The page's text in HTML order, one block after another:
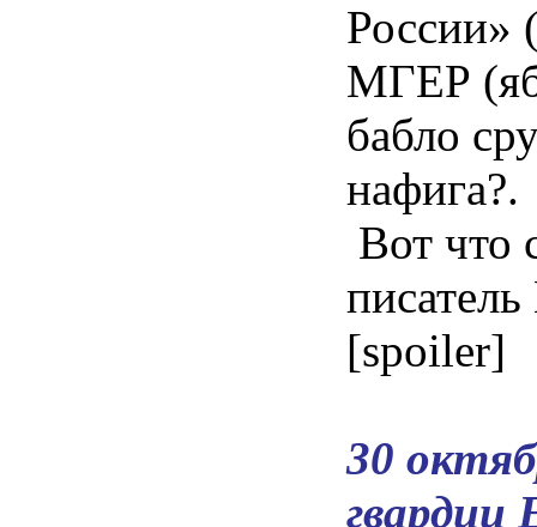
России»
МГЕР
бабло
нафига?.
Вот что
[spoiler]
30